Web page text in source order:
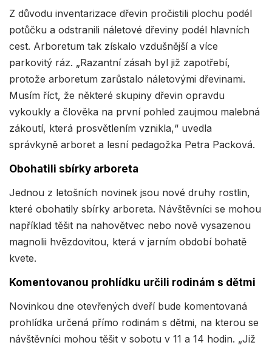
Z důvodu inventarizace dřevin pročistili plochu podél
potůčku a odstranili náletové dřeviny podél hlavních
cest. Arboretum tak získalo vzdušnější a více
parkovitý ráz. „Razantní zásah byl již zapotřebí,
protože arboretum zarůstalo náletovými dřevinami.
Musím říct, že některé skupiny dřevin opravdu
vykoukly a člověka na první pohled zaujmou malebná
zákoutí, která prosvětlením vznikla,“ uvedla
správkyně arboret a lesní pedagožka Petra Packová.
Obohatili sbírky arboreta
Jednou z letošních novinek jsou nové druhy rostlin,
které obohatily sbírky arboreta. Návštěvníci se mohou
například těšit na nahovětvec nebo nově vysazenou
magnolii hvězdovitou, která v jarním období bohatě
kvete.
Komentovanou prohlídku určili rodinám s dětmi
Novinkou dne otevřených dveří bude komentovaná
prohlídka určená přímo rodinám s dětmi, na kterou se
návštěvníci mohou těšit v sobotu v 11 a 14 hodin. „Již